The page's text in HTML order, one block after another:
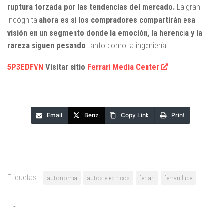
ruptura forzada por las tendencias del mercado. La gran
incógnita ahora es si los compradores compartirán esa
visión en un segmento donde la emoción, la herencia y la
rareza siguen pesando tanto como la ingeniería.
5P3EDFVN Visitar sitio Ferrari Media Center
Email Benz Copy Link Print
Etiquetas: autonomia autos electricos ferrari ferrari luce